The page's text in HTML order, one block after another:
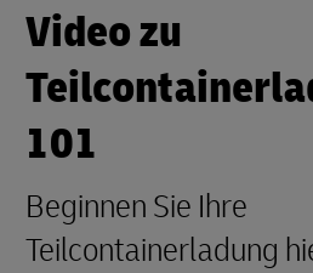
Video zu
101
Beginnen Sie Ihre
Teilcontainerladung